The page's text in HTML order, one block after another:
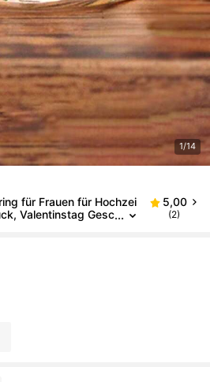
1/14
für Frauen für Hochzei
Valentinstag Gesc
5,00
(2)